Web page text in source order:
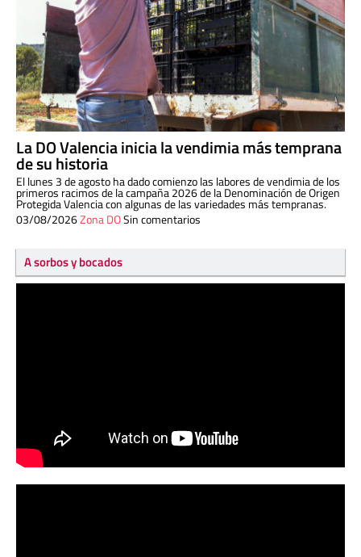
La DO Valencia inicia la vendimia más temprana
de su historia
El lunes 3 de agosto ha dado comienzo las labores de vendimia de los
primeros racimos de la campaña 2026 de la Denominación de Origen
Protegida Valencia con algunas de las variedades más tempranas.
03/08/2026Zona DOSin comentarios
A sorbos y bocados